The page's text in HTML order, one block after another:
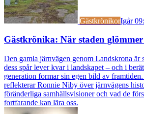
GästkrönikorIgår
Gästkrönika: När staden
Den gamla järnvägen genom Landskrona är
dess spår lever kvar i landskapet – och i
generation formar sin egen bild av
reflekterar Ronnie Niby över järnvägens
föränderliga samhällsvisioner och vad de
fortfarande kan lära oss.